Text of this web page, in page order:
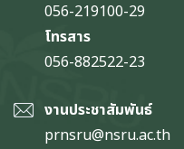
056-219100-29
โทรสาร
056-882522-23
งานประชาสัมพันธ์
prnsru@nsru.ac.th